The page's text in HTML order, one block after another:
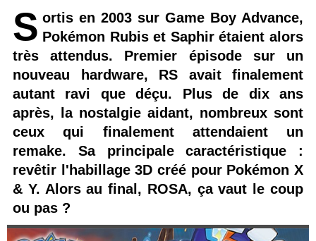
S ortis en 2003 sur Game Boy Advance,
Pokémon Rubis et Saphir étaient alors
très attendus. Premier épisode sur un
nouveau hardware, RS avait finalement
autant ravi que déçu. Plus de dix ans
après, la nostalgie aidant, nombreux sont
ceux qui finalement attendaient un
remake. Sa principale caractéristique :
revêtir l'habillage 3D créé pour Pokémon X
& Y. Alors au final, ROSA, ça vaut le coup
ou pas ?